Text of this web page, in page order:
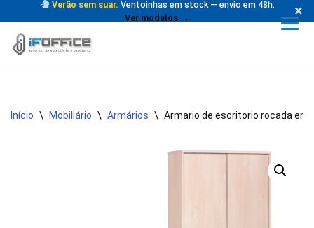
Verão sem suar. Ventoinhas em stock — envio em 48h.
Ver modelos →
×
conteúdo
Início \ Mobiliário \ Armários \ Armario de escritorio rocada em